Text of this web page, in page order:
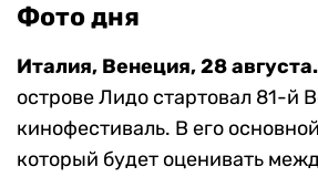
Фото дня
Италия, Венеция, 28 августа.
острове Лидо стартовал 81-й
кинофестиваль. В его
который будет оценивать